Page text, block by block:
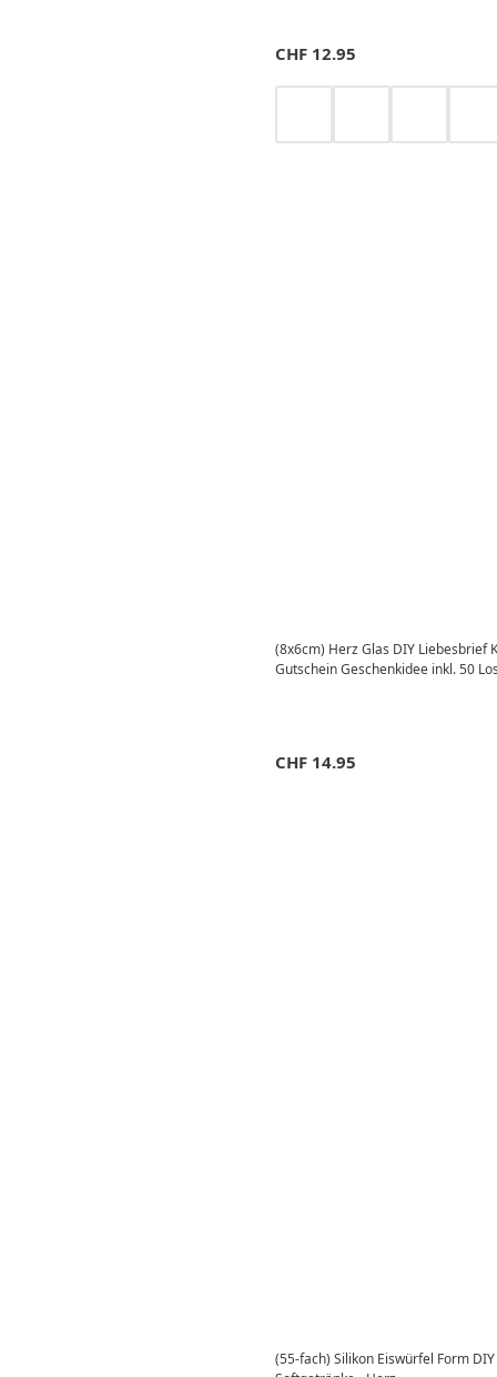
CHF 12.95
(8x6cm) Herz Glas DIY Liebesbrief
Gutschein Geschenkidee inkl. 50
CHF 14.95
(55-fach) Silikon Eiswürfel Form